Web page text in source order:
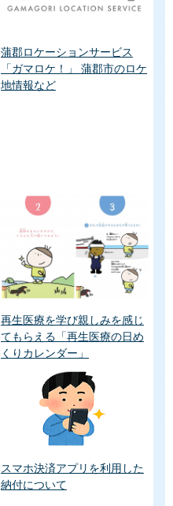
蒲郡ロケーションサービス
「ガマロケ！」 蒲郡市のロケ
地情報など
再生医療を学び親しみを感じ
てもらえる「再生医療の日め
くりカレンダー」
スマホ決済アプリを利用した
納付について